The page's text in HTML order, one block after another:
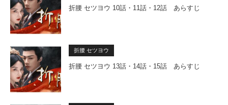
折腰 セツヨウ 10話・11話・12話 あらすじ
折腰 セツヨウ
折腰 セツヨウ 13話・14話・15話 あらすじ